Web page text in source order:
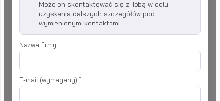
Może on skontaktować się z Tobą w celu
uzyskania dalszych szczegółów pod
wymienionymi kontaktami.
Nazwa firmy:
E-mail (wymagany) *